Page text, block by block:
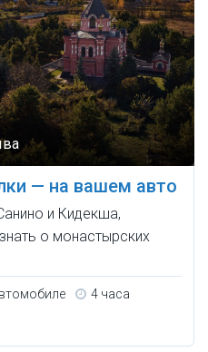
— на вашем авто
и Кидекша,
о монастырских
4 часа